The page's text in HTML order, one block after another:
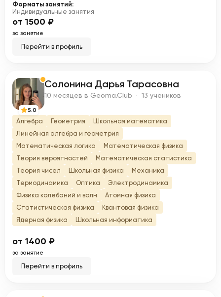
Форматы занятий:
Индивидуальные занятия
от 1500 ₽
за занятие
Перейти в профиль
С
5.0
Солонина Дарья Тарасовна
10 месяцев в Geoma.Club · 13 учеников
Алгебра Геометрия
Школьная математика
Линейная алгебра и геометрия
Математическая логика
Математическая физика
Теория вероятностей
Математическая статистика
Теория чисел
Школьная физика
Механика
Термодинамика
Оптика
Электродинамика
Физика колебаний и волн
Атомная физика
Статистическая физика
Квантовая физика
Ядерная физика
Школьная информатика
от 1400 ₽
за занятие
Перейти в профиль